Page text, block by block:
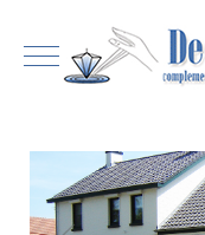
Mobile Menu Toggle